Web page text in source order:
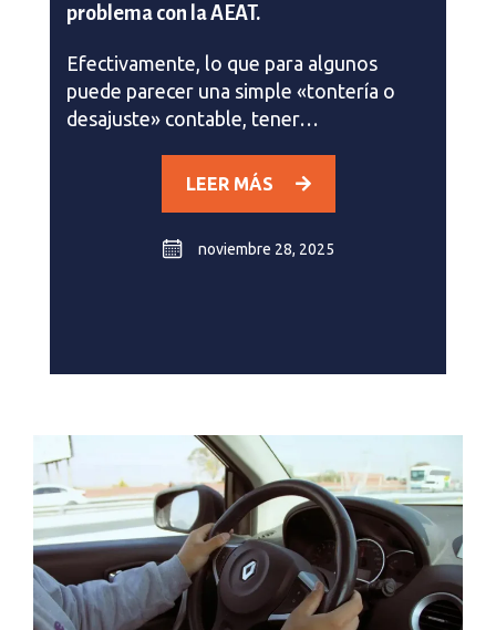
problema con la AEAT.
Efectivamente, lo que para algunos
puede parecer una simple «tontería o
desajuste» contable, tener…
LEER MÁS
noviembre 28, 2025